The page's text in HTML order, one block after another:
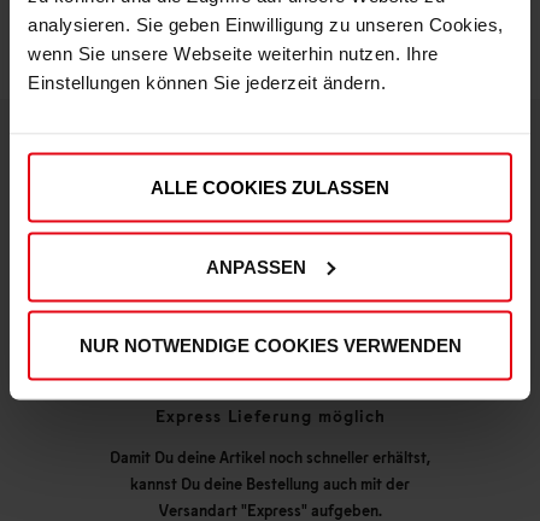
analysieren. Sie geben Einwilligung zu unseren Cookies,
wenn Sie unsere Webseite weiterhin nutzen. Ihre
Einstellungen können Sie jederzeit ändern.
ALLE COOKIES ZULASSEN
ANPASSEN
NUR NOTWENDIGE COOKIES VERWENDEN
DEINE VORTEILE IN UNSEREM SHOP
Express Lieferung möglich
Damit Du deine Artikel noch schneller erhältst,
kannst Du deine Bestellung auch mit der
Versandart "Express" aufgeben.